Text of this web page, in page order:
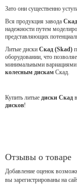
Зато они существенно
Вся продукция завода Скад
надежности путем
представляющих
Литые диски Скад (Skad)
оборудовании, что
минимальными вариациями
колесным дискам Скад.
Купить литые диски Скад
дисков!
Отзывы о товаре
Добавление оценок
вы зарегистрированы на